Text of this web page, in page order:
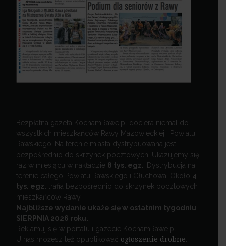
Bezpłatna gazeta KochamRawe.pl dociera niemal do
wszystkich mieszkańców Rawy Mazowieckiej i Powiatu
Rawskiego. Na terenie miasta dystrybuowana jest
bezpośrednio do skrzynek pocztowych. Ukazujemy się
raz w miesiącu w nakładzie 8 tys. egz.
Dystrybucja na
terenie całego Powiatu Rawskiego i Głuchowa. Około 4
tys. egz. trafia bezpośrednio do skrzynek pocztowych
mieszkańców Rawy.
Najbliższe wydanie ukaże się w ostatnim tygodniu
SIERPNIA 2026 roku.
Reklamuj się w portalu i gazecie KochamRawe.pl
U nas możesz też opublikować ogłoszenie drobne